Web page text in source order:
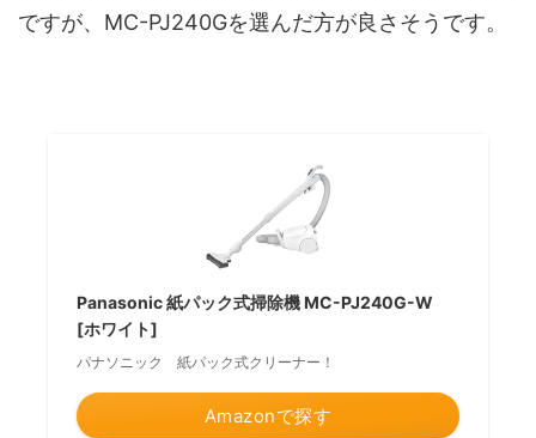
ですが、MC-PJ240Gを選んだ方が良さそうです。
Panasonic 紙パック式掃除機 MC-PJ240G-W
[ホワイト]
パナソニック 紙パック式クリーナー！
Amazonで探す